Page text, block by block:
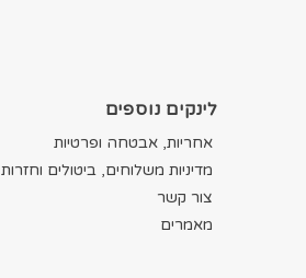
לינקים נוספים
אחריות, אבטחה ופרטיות
מדיניות משלוחים, ביטולים וחזרות
צור קשר
מאמרים